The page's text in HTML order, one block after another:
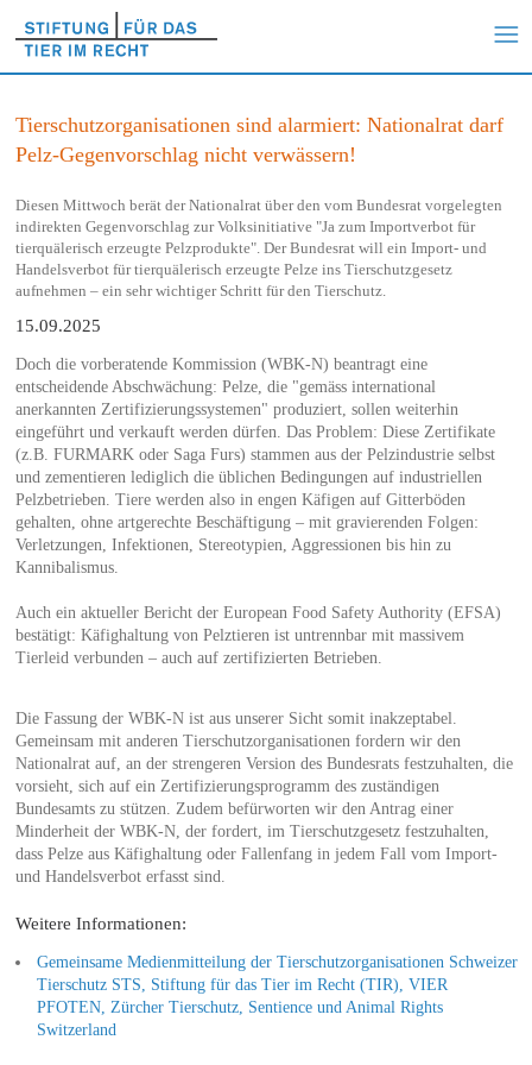
Tierschutzorganisationen sind alarmiert: Nationalrat darf
Pelz-Gegenvorschlag nicht verwässern!
Diesen Mittwoch berät der Nationalrat über den vom Bundesrat vorgelegten
indirekten Gegenvorschlag zur Volksinitiative "Ja zum Importverbot für
tierquälerisch erzeugte Pelzprodukte". Der Bundesrat will ein Import- und
Handelsverbot für tierquälerisch erzeugte Pelze ins Tierschutzgesetz
aufnehmen – ein sehr wichtiger Schritt für den Tierschutz.
15.09.2025
Doch die vorberatende Kommission (WBK-N) beantragt eine
entscheidende Abschwächung: Pelze, die "gemäss international
anerkannten Zertifizierungssystemen" produziert, sollen weiterhin
eingeführt und verkauft werden dürfen. Das Problem: Diese Zertifikate
(z.B. FURMARK oder Saga Furs) stammen aus der Pelzindustrie selbst
und zementieren lediglich die üblichen Bedingungen auf industriellen
Pelzbetrieben. Tiere werden also in engen Käfigen auf Gitterböden
gehalten, ohne artgerechte Beschäftigung – mit gravierenden Folgen:
Verletzungen, Infektionen, Stereotypien, Aggressionen bis hin zu
Kannibalismus.
Auch ein aktueller Bericht der European Food Safety Authority (EFSA)
bestätigt: Käfighaltung von Pelztieren ist untrennbar mit massivem
Tierleid verbunden – auch auf zertifizierten Betrieben.
Die Fassung der WBK-N ist aus unserer Sicht somit inakzeptabel.
Gemeinsam mit anderen Tierschutzorganisationen fordern wir den
Nationalrat auf, an der strengeren Version des Bundesrats festzuhalten, die
vorsieht, sich auf ein Zertifizierungsprogramm des zuständigen
Bundesamts zu stützen. Zudem befürworten wir den Antrag einer
Minderheit der WBK-N, der fordert, im Tierschutzgesetz festzuhalten,
dass Pelze aus Käfighaltung oder Fallenfang in jedem Fall vom Import-
und Handelsverbot erfasst sind.
Weitere Informationen:
Gemeinsame Medienmitteilung der Tierschutzorganisationen Schweizer
Tierschutz STS, Stiftung für das Tier im Recht (TIR), VIER
PFOTEN, Zürcher Tierschutz, Sentience und Animal Rights
Switzerland